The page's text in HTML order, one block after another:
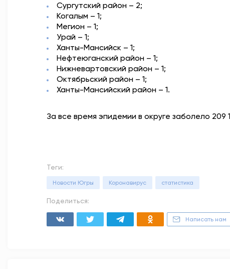
Сургутский район – 2;
Когалым – 1;
Мегион – 1;
Урай – 1;
Ханты-Мансийск – 1;
Нефтеюганский район – 1;
Нижневартовский район – 1;
Октябрьский район – 1;
Ханты-Мансийский район – 1.
За все время эпидемии в округе заболело
Теги:
Новости Югры Коронавирус статистика
Поделиться:
Написать нам